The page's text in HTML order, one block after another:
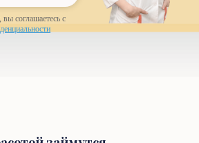
соглашаетесь с